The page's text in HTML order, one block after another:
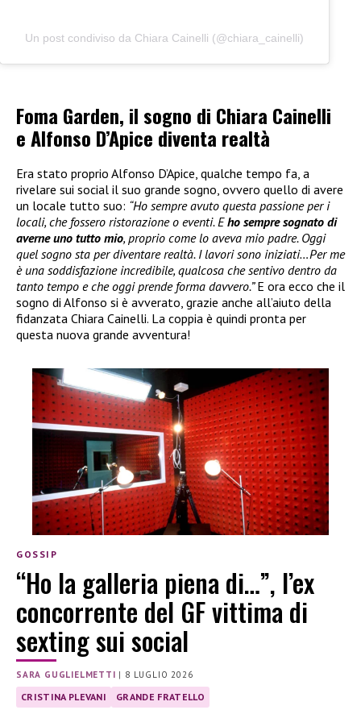
Un post condiviso da Chiara Cainelli (@chiara_cainelli)
Foma Garden, il sogno di Chiara Cainelli
e Alfonso D’Apice diventa realtà
Era stato proprio Alfonso D’Apice, qualche tempo fa, a
rivelare sui social il suo grande sogno, ovvero quello di avere
un locale tutto suo: “Ho sempre avuto questa passione per i
locali, che fossero ristorazione o eventi. Eho sempre sognato di
averne uno tutto mio, proprio come lo aveva mio padre. Oggi
quel sogno sta per diventare realtà. I lavori sono iniziati…Per me
è una soddisfazione incredibile, qualcosa che sentivo dentro da
tanto tempo e che oggi prende forma davvero.”E ora ecco che il
sogno di Alfonso si è avverato, grazie anche all’aiuto della
fidanzata Chiara Cainelli. La coppia è quindi pronta per
questa nuova grande avventura!
GOSSIP
“Ho la galleria piena di…”, l’ex
concorrente del GF vittima di
sexting sui social
SARA GUGLIELMETTI | 8 LUGLIO 2026
CRISTINA PLEVANI GRANDE FRATELLO